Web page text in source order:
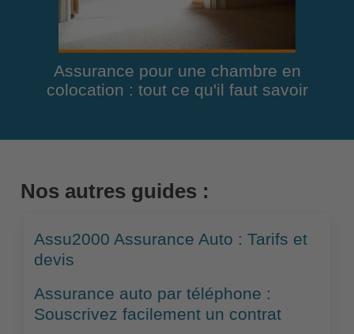
Assurance pour une chambre en
colocation : tout ce qu'il faut savoir
Nos autres guides :
Assu2000 Assurance Auto : Tarifs et
devis
Assurance auto par téléphone :
Souscrivez facilement un contrat